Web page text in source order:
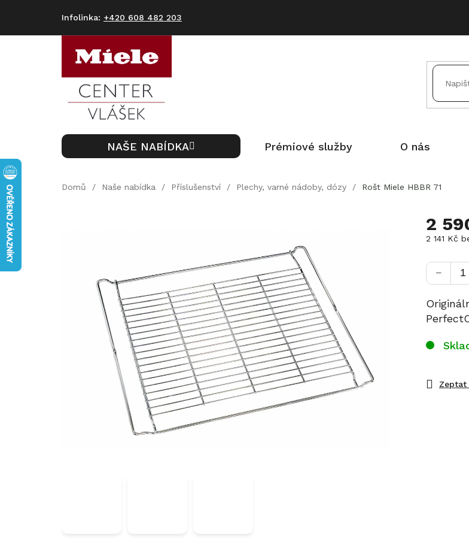
+420 608 482 203
NAŠE NABÍDKA Prémiové služby O nás
Domů / Naše nabídka / Příslušenství / Plechy, varné nádoby, dózy / Rošt Miele HBBR 71
2
2 141 Kč
cena:
−
Zeptat